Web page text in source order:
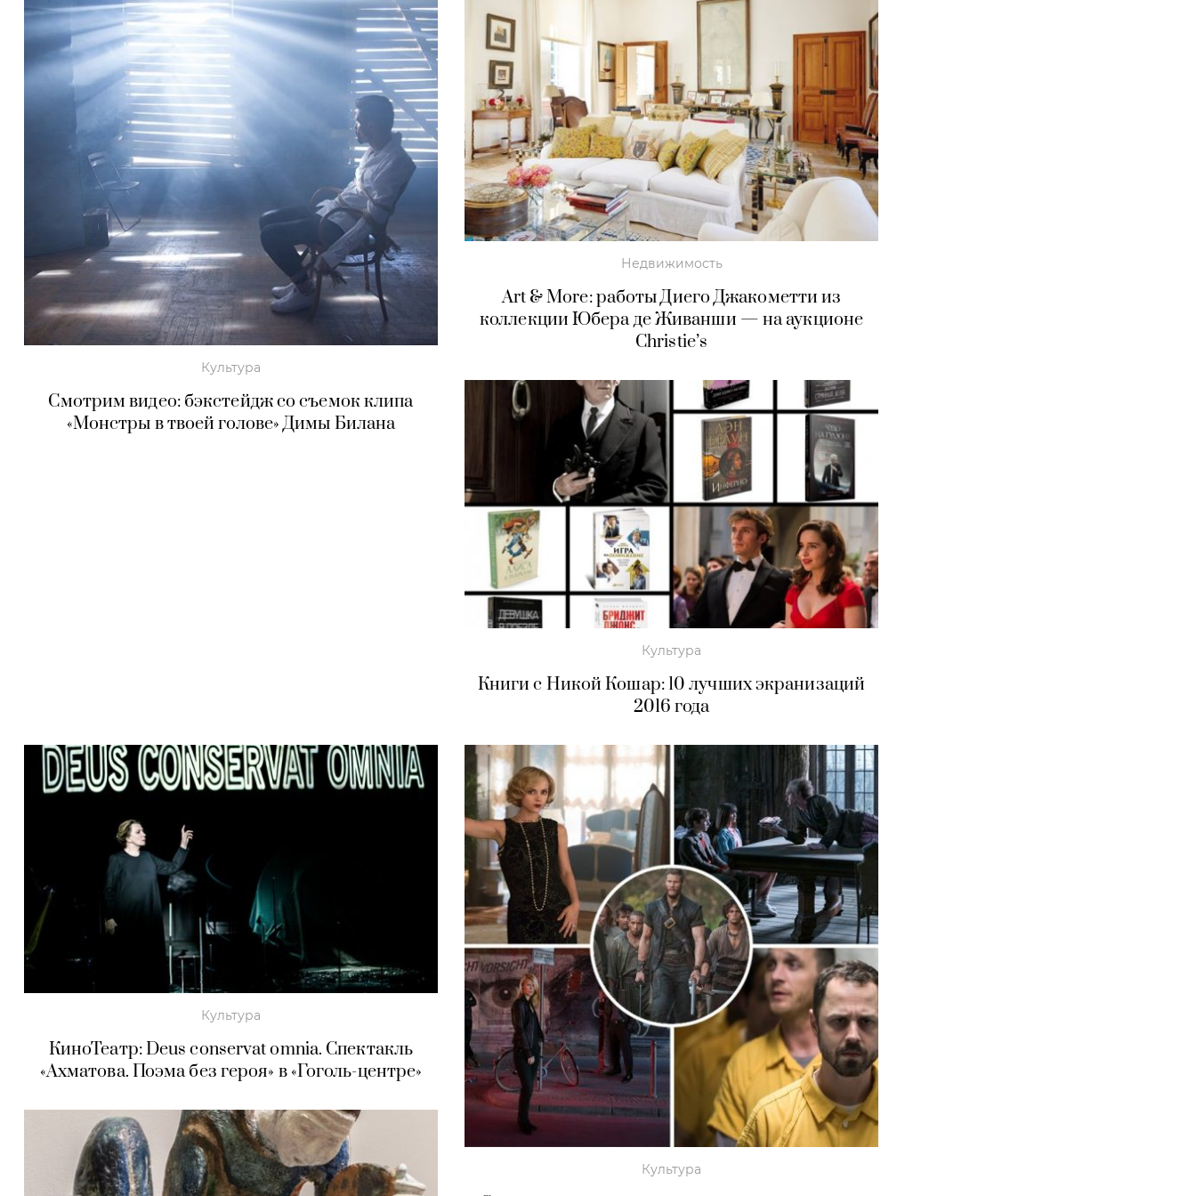
Культура
Смотрим видео: бэкстейдж со съемок клипа
«Монстры в твоей голове» Димы Билана
Недвижимость
Art & More: работы Диего Джакометти из
коллекции Юбера де Живанши — на аукционе
Christie’s
Культура
Книги с Никой Кошар: 10 лучших экранизаций
2016 года
Культура
КиноТеатр: Deus conservat omnia. Спектакль
«Ахматова. Поэма без героя» в «Гоголь-центре»
Культура